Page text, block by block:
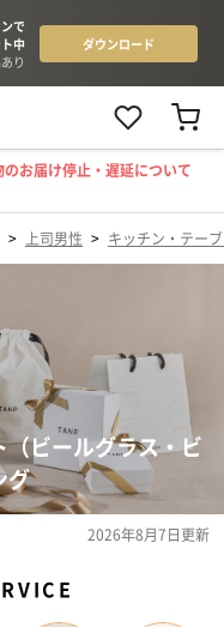
のお届け停止・遅延について
> 上司男性 > キッチン・テー
ビールグラス・ビ
グ
2026年8月7日更新